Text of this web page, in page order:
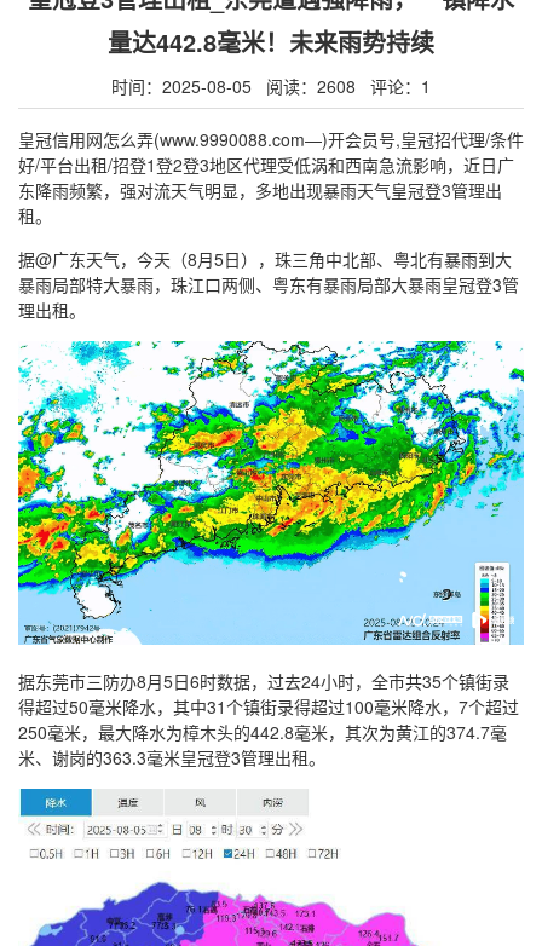
量达442.8毫米！未来雨势持续
时间：2025-08-05 阅读：2608 评论：1
皇冠信用网怎么弄(www.9990088.com—)开会员号,皇冠招代理/条件
好/平台出租/招登1登2登3地区代理受低涡和西南急流影响，近日广
东降雨频繁，强对流天气明显，多地出现暴雨天气皇冠登3管理出
租。
据@广东天气，今天（8月5日），珠三角中北部、粤北有暴雨到大
暴雨局部特大暴雨，珠江口两侧、粤东有暴雨局部大暴雨皇冠登3管
理出租。
据东莞市三防办8月5日6时数据，过去24小时，全市共35个镇街录
得超过50毫米降水，其中31个镇街录得超过100毫米降水，7个超过
250毫米，最大降水为樟木头的442.8毫米，其次为黄江的374.7毫
米、谢岗的363.3毫米皇冠登3管理出租。